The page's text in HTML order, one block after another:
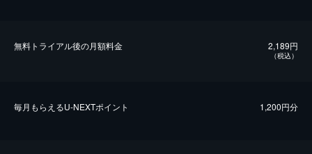
無料トライアル後の⽉額料金 2,189円
（税込）
毎⽉もらえるU-NEXTポイント 1,200円分